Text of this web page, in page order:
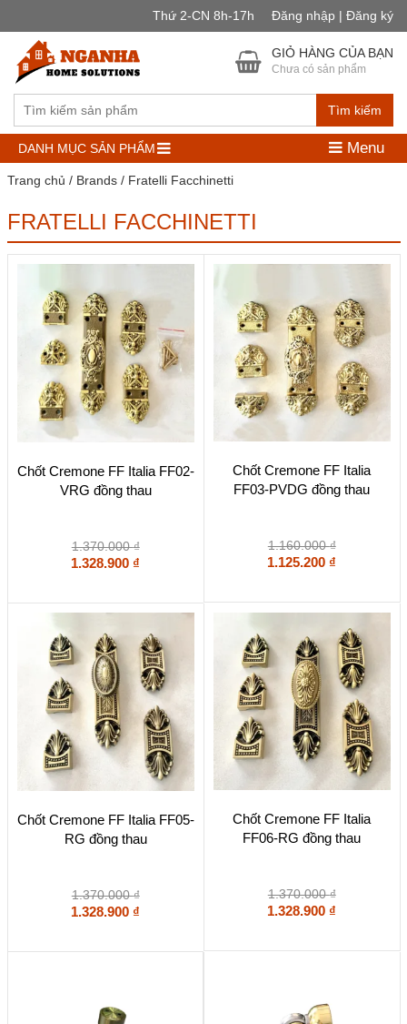
Thứ 2-CN 8h-17h Đăng nhập | Đăng ký
Tìm kiếm
GIỎ HÀNG CỦA BẠN
Chưa có sản phẩm
DANH MỤC SẢN PHẨM Menu
Trang chủ / Brands / Fratelli Facchinetti
FRATELLI FACCHINETTI
Chốt Cremone FF Italia FF02-
VRG đồng thau
1.370.000₫
1.328.900 ₫
Chốt Cremone FF Italia
FF03-PVDG đồng thau
1.160.000₫
1.125.200 ₫
Chốt Cremone FF Italia FF05-
RG đồng thau
1.370.000₫
1.328.900 ₫
Chốt Cremone FF Italia
FF06-RG đồng thau
1.370.000₫
1.328.900 ₫